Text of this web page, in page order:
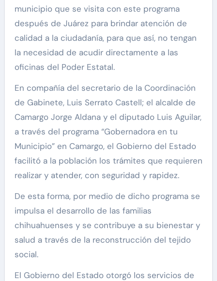
municipio que se visita con este programa
después de Juárez para brindar atención de
calidad a la ciudadanía, para que así, no tengan
la necesidad de acudir directamente a las
oficinas del Poder Estatal.
En compañía del secretario de la Coordinación
de Gabinete, Luis Serrato Castell; el alcalde de
Camargo Jorge Aldana y el diputado Luis Aguilar,
a través del programa “Gobernadora en tu
Municipio” en Camargo, el Gobierno del Estado
facilitó a la población los trámites que requieren
realizar y atender, con seguridad y rapidez.
De esta forma, por medio de dicho programa se
impulsa el desarrollo de las familias
chihuahuenses y se contribuye a su bienestar y
salud a través de la reconstrucción del tejido
social.
El Gobierno del Estado otorgó los servicios de